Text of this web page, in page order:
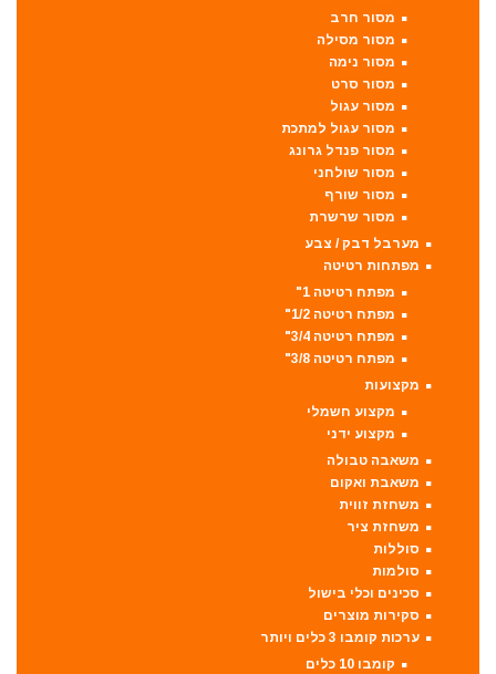
מסור חרב
מסור מסילה
מסור נימה
מסור סרט
מסור עגול
מסור עגול למתכת
מסור פנדל גרונג
מסור שולחני
מסור שורף
מסור שרשרת
מערבל דבק / צבע
מפתחות רטיטה
מפתח רטיטה 1"
מפתח רטיטה 1/2"
מפתח רטיטה 3/4"
מפתח רטיטה 3/8"
מקצועות
מקצוע חשמלי
מקצוע ידני
משאבה טבולה
משאבת ואקום
משחזת זווית
משחזת ציר
סוללות
סולמות
סכינים וכלי בישול
סקירות מוצרים
ערכות קומבו 3 כלים ויותר
קומבו 10 כלים